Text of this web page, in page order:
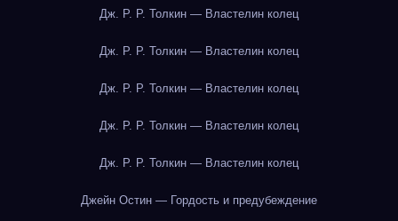
Дж. Р. Р. Толкин — Властелин колец
Дж. Р. Р. Толкин — Властелин колец
Дж. Р. Р. Толкин — Властелин колец
Дж. Р. Р. Толкин — Властелин колец
Дж. Р. Р. Толкин — Властелин колец
Джейн Остин — Гордость и предубеждение